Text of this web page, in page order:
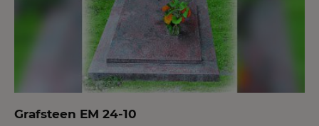
Grafsteen EM 24-10